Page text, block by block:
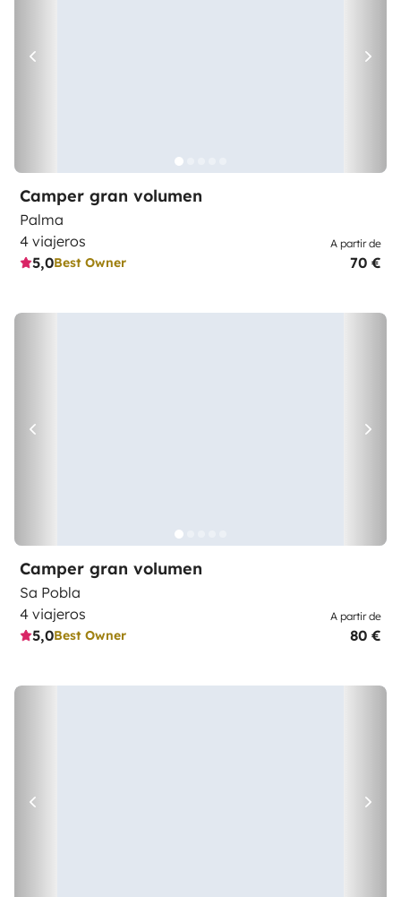
Camper gran volumen
Palma
4 viajeros
5,0Best Owner
A partir de
70 €
Camper gran volumen
Sa Pobla
4 viajeros
5,0Best Owner
A partir de
80 €